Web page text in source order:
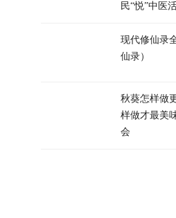
民“悦”中医
现代修仙录
仙录）
秋葵怎样做
样做才最美
会